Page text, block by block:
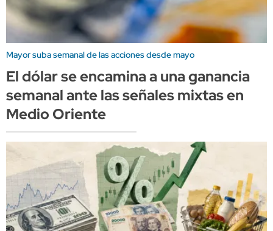
Mayor suba semanal de las acciones desde mayo
El dólar se encamina a una ganancia
semanal ante las señales mixtas en
Medio Oriente